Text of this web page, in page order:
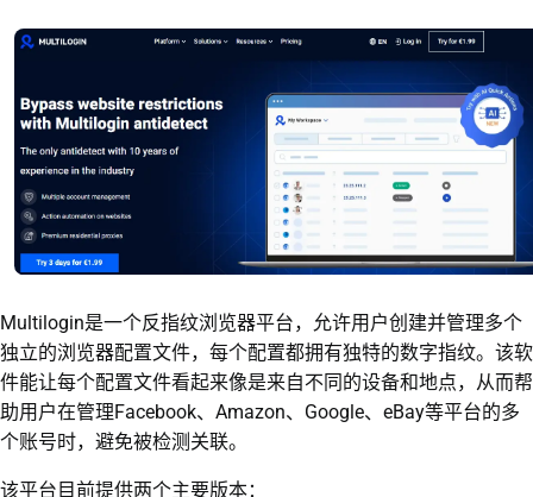
Multilogin是一个反指纹浏览器平台，允许用户创建并管理多个
独立的浏览器配置文件，每个配置都拥有独特的数字指纹。该软
件能让每个配置文件看起来像是来自不同的设备和地点，从而帮
助用户在管理Facebook、Amazon、Google、eBay等平台的多
个账号时，避免被检测关联。
该平台目前提供两个主要版本：